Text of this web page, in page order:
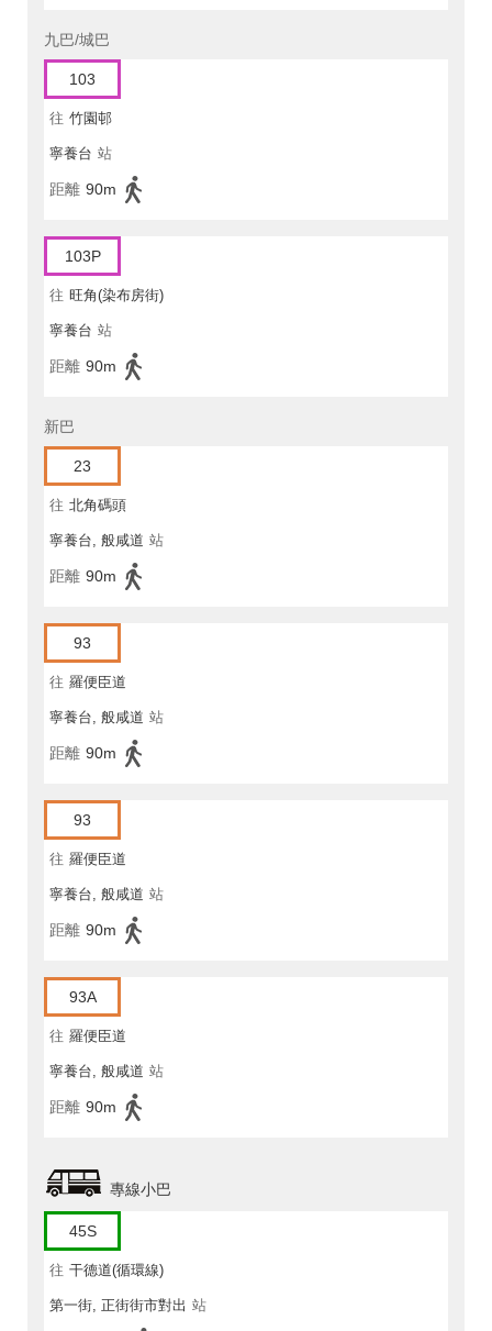
九巴/城巴
103
往 竹園邨
寧養台 站
距離 90m
103P
往 旺角(染布房街)
寧養台 站
距離 90m
新巴
23
往 北角碼頭
寧養台, 般咸道 站
距離 90m
93
往 羅便臣道
寧養台, 般咸道 站
距離 90m
93
往 羅便臣道
寧養台, 般咸道 站
距離 90m
93A
往 羅便臣道
寧養台, 般咸道 站
距離 90m
專線小巴
45S
往 干德道(循環線)
第一街, 正街街市對出 站